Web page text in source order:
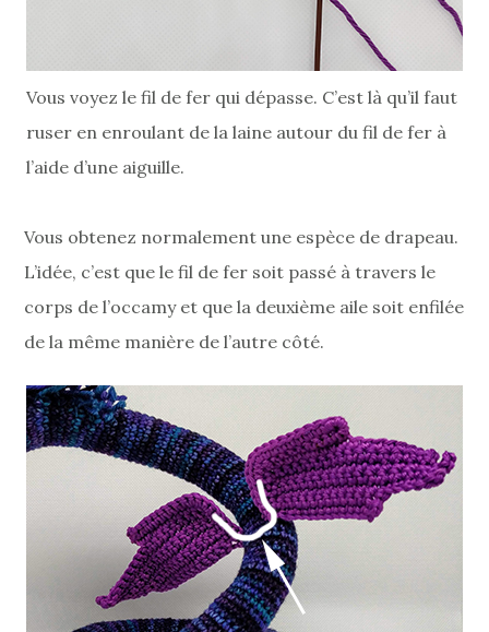
Vous voyez le fil de fer qui dépasse. C’est là qu’il faut
ruser en enroulant de la laine autour du fil de fer à
l’aide d’une aiguille.
Vous obtenez normalement une espèce de drapeau.
L’idée, c’est que le fil de fer soit passé à travers le
corps de l’occamy et que la deuxième aile soit enfilée
de la même manière de l’autre côté.